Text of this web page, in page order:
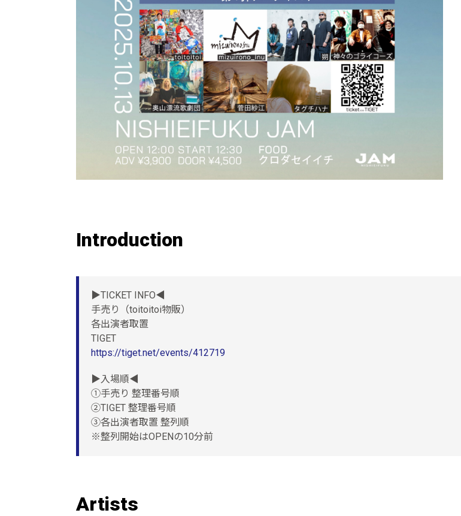
Introduction
▶︎TICKET INFO◀︎
手売り（toitoitoi物販）
各出演者取置
TIGET
https://tiget.net/events/412719
▶︎入場順◀︎
①手売り 整理番号順
②TIGET 整理番号順
③各出演者取置 整列順
※整列開始はOPENの10分前
Artists